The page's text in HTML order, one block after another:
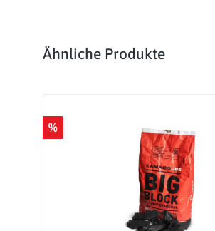
Produktgalerie überspringen
Ähnliche Produkte
%